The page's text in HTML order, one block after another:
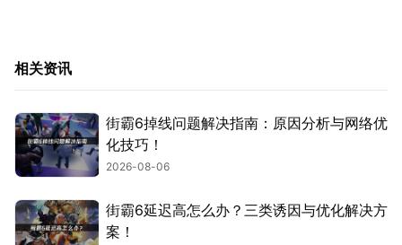
相关资讯
街霸6掉线问题解决指南：原因分析与网络优
化技巧！
2026-08-06
街霸6延迟高怎么办？三类诱因与优化解决方
案！